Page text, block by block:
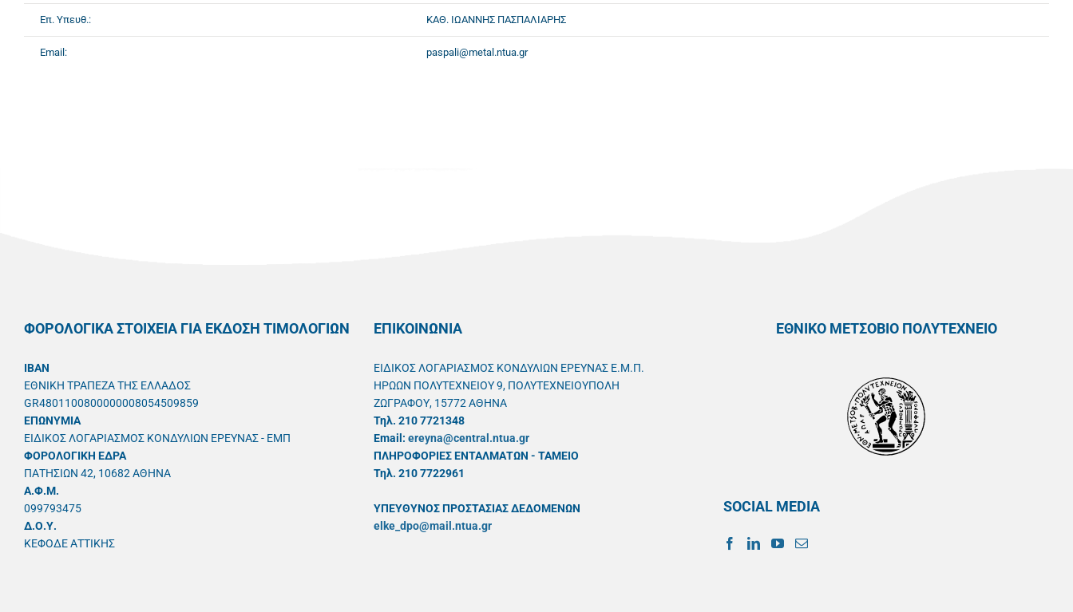
Επ. Υπευθ.: ΚΑΘ. ΙΩΑΝΝΗΣ ΠΑΣΠΑΛΙΑΡΗΣ
Email: paspali@metal.ntua.gr
ΦΟΡΟΛΟΓΙΚΑ ΣΤΟΙΧΕΙΑ ΓΙΑ ΕΚΔΟΣΗ ΤΙΜΟΛΟΓΙΩΝ
IBAN
ΕΘΝΙΚΗ ΤΡΑΠΕΖΑ ΤΗΣ ΕΛΛΑΔΟΣ
GR4801100800000008054509859
ΕΠΩΝΥΜΙΑ
ΕΙΔΙΚΟΣ ΛΟΓΑΡΙΑΣΜΟΣ ΚΟΝΔΥΛΙΩΝ ΕΡΕΥΝΑΣ - ΕΜΠ
ΦΟΡΟΛΟΓΙΚΗ ΕΔΡΑ
ΠΑΤΗΣΙΩΝ 42, 10682 ΑΘΗΝΑ
A.Φ.Μ.
099793475
Δ.Ο.Υ.
ΚΕΦΟΔΕ ΑΤΤΙΚΗΣ
ΕΠΙΚΟΙΝΩΝΙΑ
ΕΙΔΙΚΟΣ ΛΟΓΑΡΙΑΣΜΟΣ ΚΟΝΔΥΛΙΩΝ ΕΡΕΥΝΑΣ Ε.Μ.Π.
ΗΡΩΩΝ ΠΟΛΥΤΕΧΝΕΙΟΥ 9, ΠΟΛΥΤΕΧΝΕΙΟΥΠΟΛΗ
ΖΩΓΡΑΦΟΥ, 15772 ΑΘΗΝΑ
Τηλ. 210 7721348
Email: ereyna@central.ntua.gr
ΠΛΗΡΟΦΟΡΙΕΣ ΕΝΤΑΛΜΑΤΩΝ - ΤΑΜΕΙΟ
Τηλ. 210 7722961
ΥΠΕΥΘYΝΟΣ ΠΡΟΣΤΑΣΙΑΣ ΔΕΔΟΜΕΝΩΝ
elke_dpo@mail.ntua.gr
ΕΘΝΙΚΟ ΜΕΤΣΟΒΙΟ ΠΟΛΥΤΕΧΝΕΙΟ
SOCIAL MEDIA